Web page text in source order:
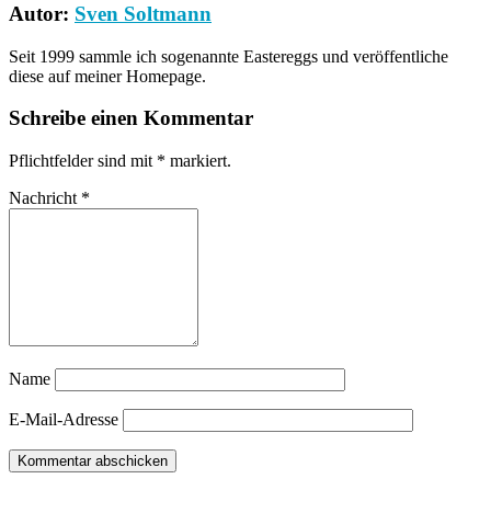
Autor: Sven Soltmann
Seit 1999 sammle ich sogenannte Eastereggs und veröffentliche
diese auf meiner Homepage.
Schreibe einen Kommentar
Pflichtfelder sind mit * markiert.
Nachricht *
Name
E-Mail-Adresse